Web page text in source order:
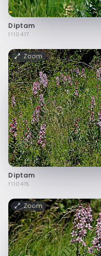
Diptam
f110417
Zoom
Diptam
f110415
Zoom